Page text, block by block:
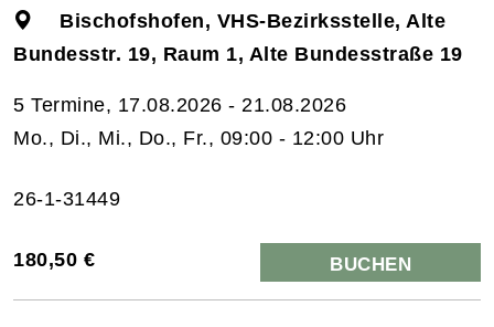
Bischofshofen, VHS-Bezirksstelle, Alte
Bundesstr. 19, Raum 1, Alte Bundesstraße 19
5 Termine, 17.08.2026 - 21.08.2026
Mo., Di., Mi., Do., Fr., 09:00 - 12:00 Uhr
26-1-31449
180,50 € BUCHEN